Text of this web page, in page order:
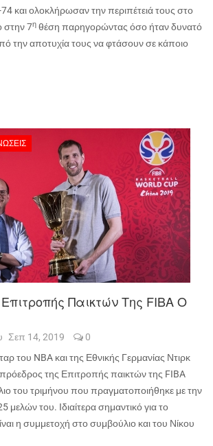
και ολοκλήρωσαν την περιπέτειά τους στο
στην 7η θέση παρηγορώντας όσο ήταν δυνατό
την αποτυχία τους να φτάσουν σε κάποιο
Παικτών Της FIBA Ο
Σεπ 14, 2019
0
του NBA και της Εθνικής Γερμανίας Ντιρκ
πρόεδρος της Επιτροπής παικτών της FIBA
του τριμήνου που πραγματοποιήθηκε με την
μελών του. Ιδιαίτερα σημαντικό για το
η συμμετοχή στο συμβούλιο και του Νίκου